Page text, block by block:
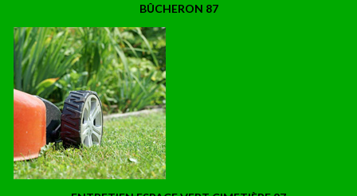
BÛCHERON 87